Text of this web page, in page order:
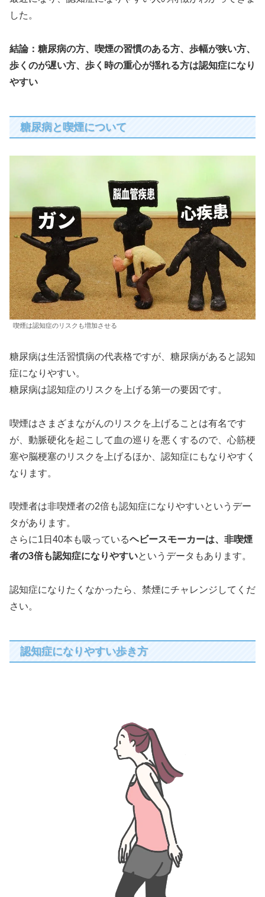
した。
結論：糖尿病の方、喫煙の習慣のある方、歩幅が狭い方、
歩くのが遅い方、歩く時の重心が揺れる方は認知症になり
やすい
糖尿病と喫煙について
喫煙は認知症のリスクも増加させる
糖尿病は生活習慣病の代表格ですが、糖尿病があると認知
症になりやすい。
糖尿病は認知症のリスクを上げる第一の要因です。
喫煙はさまざまながんのリスクを上げることは有名です
が、動脈硬化を起こして血の巡りを悪くするので、心筋梗
塞や脳梗塞のリスクを上げるほか、認知症にもなりやすく
なります。
喫煙者は非喫煙者の2倍も認知症になりやすいというデー
タがあります。
さらに1日40本も吸っているヘビースモーカーは、非喫煙
者の3倍も認知症になりやすいというデータもあります。
認知症になりたくなかったら、禁煙にチャレンジしてくだ
さい。
認知症になりやすい歩き方